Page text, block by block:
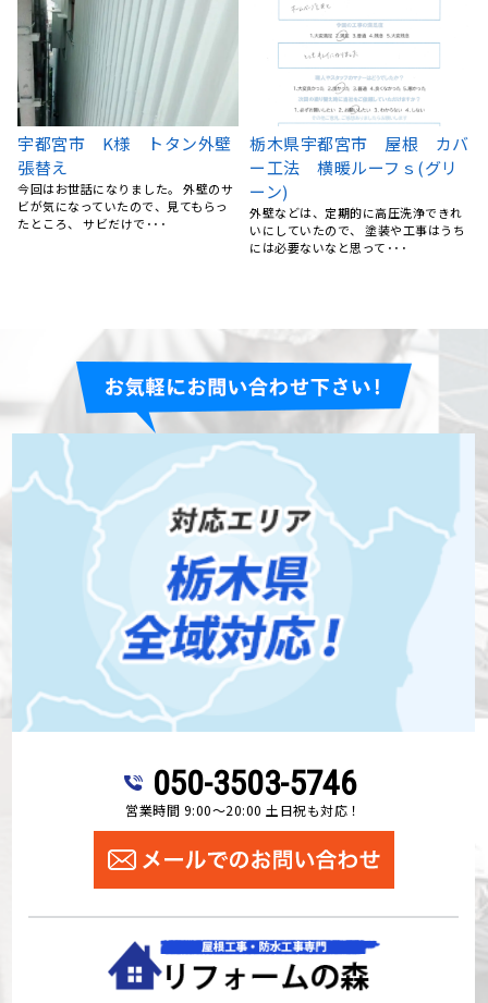
栃木県真岡市 屋根塗装・外
壁塗装 S様邸 ナノコンポ
ジットW・ファイン4Fセラミ
ック
栃木県宇都宮市 アパート屋
根工事 カバー工法
アパートの住人さんから、雨漏りして
いるとの連絡を頂き、慌てて屋根工事
業者を探したのですが、今･･･
050-3503-5746
営業時間 9:00～20:00 土日祝も対応！